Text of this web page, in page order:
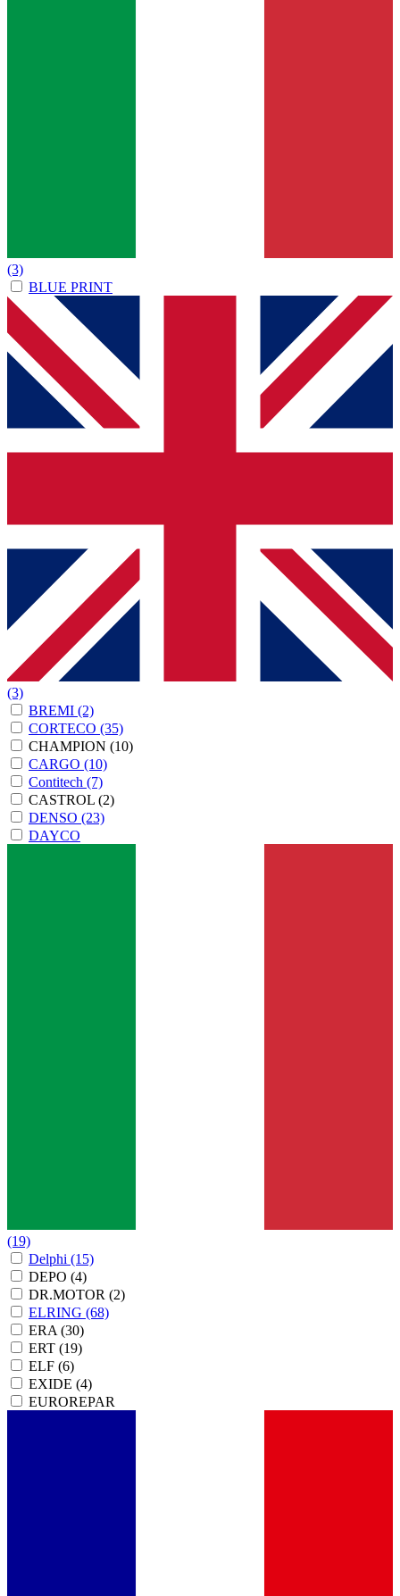
(3)
BLUE PRINT
(3)
BREMI (2)
CORTECO (35)
CHAMPION (10)
CARGO (10)
Contitech (7)
CASTROL (2)
DENSO (23)
DAYCO
(19)
Delphi (15)
DEPO (4)
DR.MOTOR (2)
ELRING (68)
ERA (30)
ERT (19)
ELF (6)
EXIDE (4)
EUROREPAR